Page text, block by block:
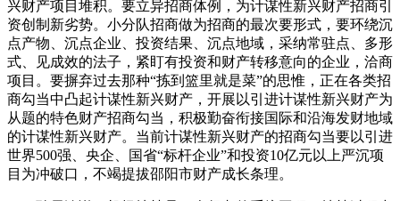
兴财产项目堆积。要立异招商体例，为计谋性新兴财产招商引
资创制新劣势。小分队招商做为招商的最次要形式，要环绕沉
点产物、沉点企业、投资结果、沉点地域，采纳常驻点、多形
式、见成效的法子，紧盯有投资和财产转移意向的企业，洽商
项目。要摒弃过去那种“拣到篮里就是菜”的思惟，正在各类招
商勾当中凸起计谋性新兴财产，开展以引进计谋性新兴财产为
从题的特色财产招商勾当，积极勤奋衔接国际和沿海发财地域
的计谋性新兴财产。当前计谋性新兴财产的招商勾当要以引进
世界500强、央企、国省“标杆企业”和投资10亿元以上严沉项
目为冲破口，不竭提拔邵阳市财产成长条理。